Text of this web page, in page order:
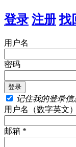
登录 注册 找
用户名
密码
记住我的登录信
用户名（数字英文
邮箱 *